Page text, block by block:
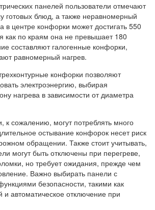
панелей пользователи отмечают
готовых блюд, а также неравномерный
в центре конфорки может достигать 550
как по краям она не превышает 180
составляют галогенные конфорки,
равномерный нагрев.
конфорки позволяют
электроэнергию, выбирая
нагрева в зависимости от диаметра
к сожалению, могут потреблять много
остывание конфорок несет риск
обращении. Также стоит учитывать,
могут быть отключены при перегреве,
но требует ожидания, прежде чем
Важно выбирать панели с
безопасности, такими как
и автоматическое отключение при